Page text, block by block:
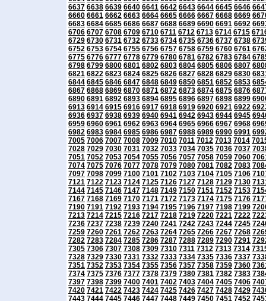
6637 6638 6639 6640 6641 6642 6643 6644 6645 6646
6660 6661 6662 6663 6664 6665 6666 6667 6668 6669
6683 6684 6685 6686 6687 6688 6689 6690 6691 6692
6706 6707 6708 6709 6710 6711 6712 6713 6714 6715
6729 6730 6731 6732 6733 6734 6735 6736 6737 6738
6752 6753 6754 6755 6756 6757 6758 6759 6760 6761
6775 6776 6777 6778 6779 6780 6781 6782 6783 6784
6798 6799 6800 6801 6802 6803 6804 6805 6806 6807
6821 6822 6823 6824 6825 6826 6827 6828 6829 6830
6844 6845 6846 6847 6848 6849 6850 6851 6852 6853
6867 6868 6869 6870 6871 6872 6873 6874 6875 6876
6890 6891 6892 6893 6894 6895 6896 6897 6898 6899
6913 6914 6915 6916 6917 6918 6919 6920 6921 6922
6936 6937 6938 6939 6940 6941 6942 6943 6944 6945
6959 6960 6961 6962 6963 6964 6965 6966 6967 6968
6982 6983 6984 6985 6986 6987 6988 6989 6990 6991
7005 7006 7007 7008 7009 7010 7011 7012 7013 7014
7028 7029 7030 7031 7032 7033 7034 7035 7036 7037
7051 7052 7053 7054 7055 7056 7057 7058 7059 7060
7074 7075 7076 7077 7078 7079 7080 7081 7082 7083
7097 7098 7099 7100 7101 7102 7103 7104 7105 7106
7121 7122 7123 7124 7125 7126 7127 7128 7129 7130
7144 7145 7146 7147 7148 7149 7150 7151 7152 7153
7167 7168 7169 7170 7171 7172 7173 7174 7175 7176
7190 7191 7192 7193 7194 7195 7196 7197 7198 7199
7213 7214 7215 7216 7217 7218 7219 7220 7221 7222
7236 7237 7238 7239 7240 7241 7242 7243 7244 7245
7259 7260 7261 7262 7263 7264 7265 7266 7267 7268
7282 7283 7284 7285 7286 7287 7288 7289 7290 7291
7305 7306 7307 7308 7309 7310 7311 7312 7313 7314
7328 7329 7330 7331 7332 7333 7334 7335 7336 7337
7351 7352 7353 7354 7355 7356 7357 7358 7359 7360
7374 7375 7376 7377 7378 7379 7380 7381 7382 7383
7397 7398 7399 7400 7401 7402 7403 7404 7405 7406
7420 7421 7422 7423 7424 7425 7426 7427 7428 7429
7443 7444 7445 7446 7447 7448 7449 7450 7451 7452